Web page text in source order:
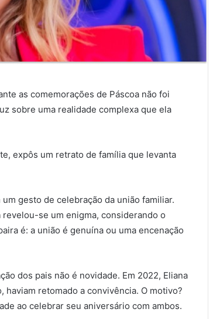
as comemorações de Páscoa não foi
sobre uma realidade complexa que ela
expôs um retrato de família que levanta
gesto de celebração da união familiar.
se um enigma, considerando o
é: a união é genuína ou uma encenação
dos pais não é novidade. Em 2022, Eliana
haviam retomado a convivência. O motivo?
ao celebrar seu aniversário com ambos.